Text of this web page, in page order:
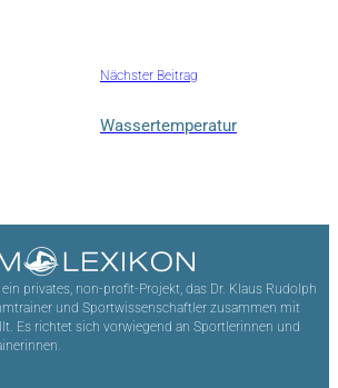
Nächster Beitrag
Wassertemperatur
privates, non-profit-Projekt, das Dr. Klaus Rudolph
und Sportwissenschaftler zusammen mit
Es richtet sich vorwiegend an Sportlerinnen und